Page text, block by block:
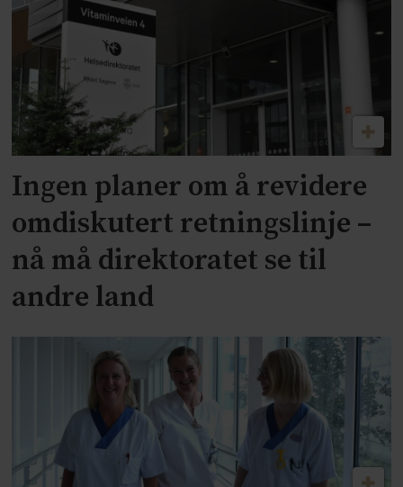
Ingen planer om å revidere
omdiskutert retningslinje –
nå må direktoratet se til
andre land